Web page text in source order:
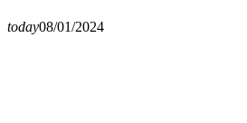
today08/01/2024